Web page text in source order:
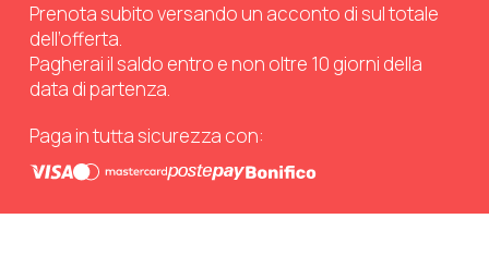
Prenota subito versando un acconto di sul totale
dell’offerta.
Pagherai il saldo entro e non oltre 10 giorni della
data di partenza.
Paga in tutta sicurezza con: